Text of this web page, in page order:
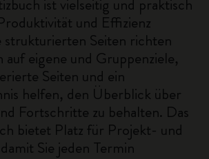
ist vielseitig und praktisch
und Effizienz
strukturierten Seiten richten
auf eigene und Gruppenziele,
Seiten und ein
helfen, den Überblick über
Fortschritte zu behalten. Das
bietet Platz für Projekt- und
Sie jeden Termin